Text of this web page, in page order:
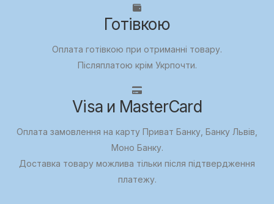
Готівкою
Оплата готівкою при отриманні товару.
Післяплатою крім Укрпочти.
Visa и MasterCard
Оплата замовлення на карту Приват Банку, Банку Львів,
Моно Банку.
Доставка товару можлива тільки після підтвердження
платежу.